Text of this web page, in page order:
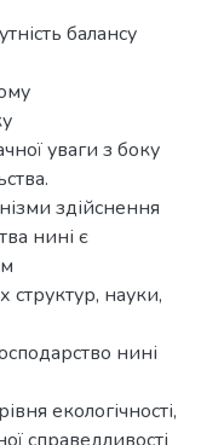
балансу
уваги з боку
здійснення
нині є
структур, науки,
нині
екологічності,